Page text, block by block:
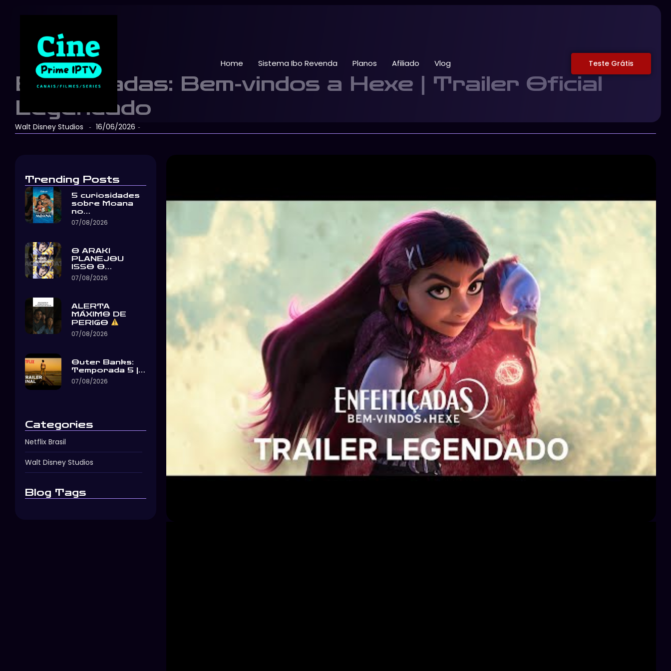
Home Sistema Ibo Revenda Planos Afiliado Vlog Teste Grátis
Enfeitiçadas: Bem-vindos a Hexe | Trailer Oficial
Legendado
Walt Disney Studios - 16/06/2026 -
Trending Posts
5 curiosidades
sobre Moana
no…
07/08/2026
O ARAKI
PLANEJOU
ISSO O…
07/08/2026
ALERTA
MÁXIMO DE
PERIGO
07/08/2026
Outer Banks:
Temporada 5 |…
07/08/2026
Categories
Netflix Brasil
Walt Disney Studios
Blog Tags